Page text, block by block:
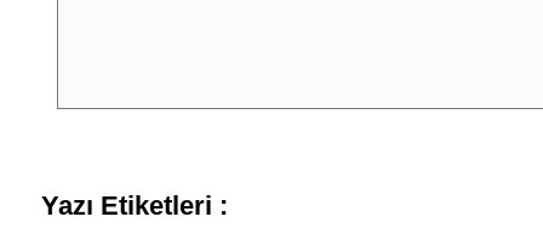
Yazı Etiketleri :